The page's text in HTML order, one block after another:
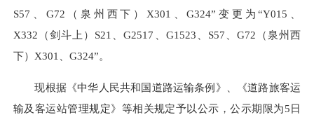
S57、G72（泉州西下）X301、G324”变更为“Y015、
X332（剑斗上）S21、G2517、G1523、S57、G72（泉州西
下）X301、G324”。
现根据《中华人民共和国道路运输条例》、《道路旅客运
输及客运站管理规定》等相关规定予以公示，公示期限为5日